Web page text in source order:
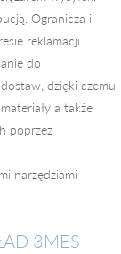
Ogranicza i
reklamacji
do
dzięki czemu
a także
poprzez
narzędziami
3MES